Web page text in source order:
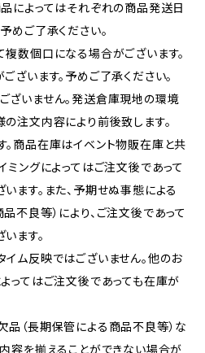
によってはそれぞれの商品発送日
めご了承ください。
数個口になる場合がございます。
ざいます。予めご了承ください。
いません。発送倉庫現地の環境
注文内容により前後致します。
商品在庫はイベント物販在庫と共
ミングによってはご注文後であって
ます。また、予期せぬ事態による
不良等）により、ご注文後であって
ます。
ム反映ではございません。他のお
ってはご注文後であっても在庫が
（長期保管による商品不良等）な
容を揃えることができない場合が